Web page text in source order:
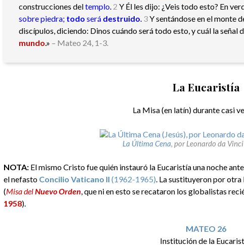
construcciones deltemplo. 2 Y Él les dijo: ¿Veis todo esto? En
sobre piedra; todo será destruido. 3Y sentándose en el monte
discípulos, diciendo: Dinos cuándo será todo esto, y cuál la señal
mundo.» – Mateo 24, 1-3.
La Eucaristía
La Misa (en latín) durante casi
La Última Cena, por Leonardo da
NOTA: El mismo Cristo fue quién instauró la Eucaristía una noche
el nefasto Concilio Vaticano II (1962-1965). La sustituyeron por otra
(Misa delNuevo Orden, que ni en esto se recataron los globalistas
1958).
MATEO 26
Institución de la